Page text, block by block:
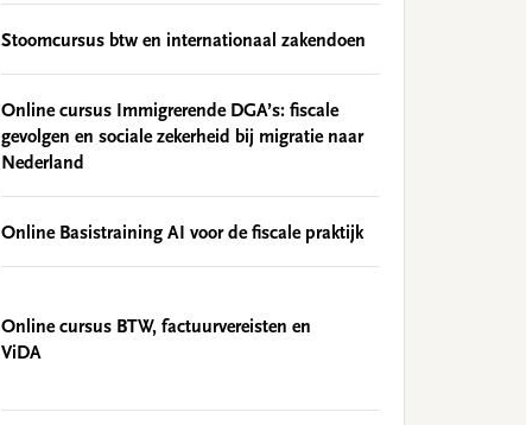
Stoomcursus btw en internationaal zakendoen
Online cursus Immigrerende DGA’s: fiscale
gevolgen en sociale zekerheid bij migratie naar
Nederland
Online Basistraining AI voor de fiscale praktijk
Online cursus BTW, factuurvereisten en
ViDA